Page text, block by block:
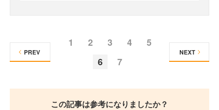
1 2 3 4
5
6
7
PREV NEXT
この記事は参考になりましたか？